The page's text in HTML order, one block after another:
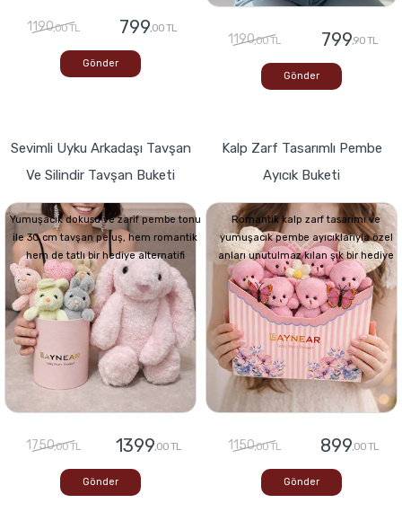
1190,00 TL 799,00 TL
Gönder
1190,00 TL 799,90 TL
Gönder
Sevimli Uyku Arkadaşı Tavşan
Ve Silindir Tavşan Buketi
Yumuşacık dokusu ve zarif pembe tonu
ile 30 cm tavşan peluş, hem romantik
hem de tatlı bir hediye alternatifi
1750,00 TL 1399,00 TL
Gönder
Kalp Zarf Tasarımlı Pembe
Ayıcık Buketi
Romantik kalp zarf tasarımı ve
yumuşacık pembe ayıcıklarıyla özel
anları unutulmaz kılan şık bir hediye
1150,00 TL 899,00 TL
Gönder